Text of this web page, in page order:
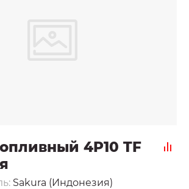
4P10 TF
Sakura (Индонезия)